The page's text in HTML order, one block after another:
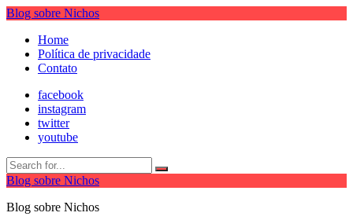
Blog sobre Nichos
Home
Política de privacidade
Contato
facebook
instagram
twitter
youtube
Blog sobre Nichos
Blog sobre Nichos